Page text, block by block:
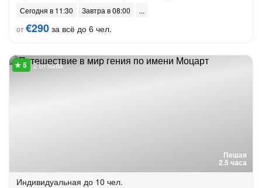
Сегодня в 11:30
Завтра в 08:00
от€290 за всё до 6 чел.
Пешая
2.5 часа
2 отзыва
Индивидуальная до 10 чел.